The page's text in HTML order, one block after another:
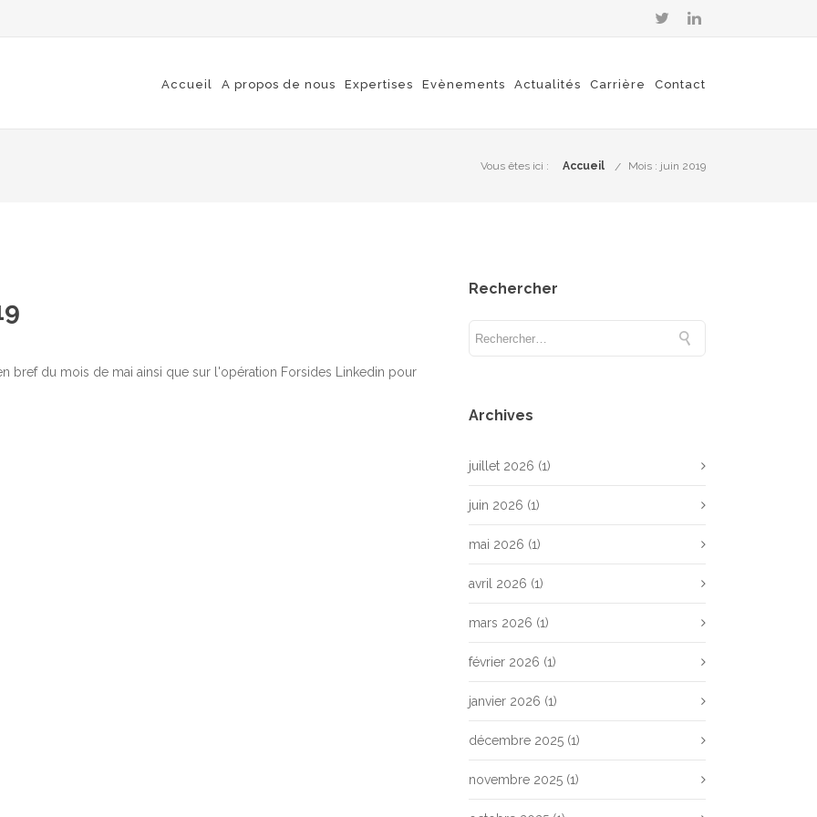
Accueil A propos de nous Expertises Evènements Actualités Carrière Contact
Vous êtes ici : Accueil Mois : juin 2019
bref du mois de mai ainsi que sur l'opération Forsides Linkedin pour
Rechercher
Archives
juillet 2026 (1)
juin 2026 (1)
mai 2026 (1)
avril 2026 (1)
mars 2026 (1)
février 2026 (1)
janvier 2026 (1)
décembre 2025 (1)
novembre 2025 (1)